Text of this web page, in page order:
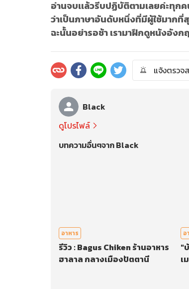
อ่านจบเเล้วรีบปฏิบัติตามเลยค่ะทุก
ว่าเป็นภาษาอันดับหนึ่งที่มีผู้ใช้มากที่
ฉะนั้นอย่ารอช้า เรามาฝึกดูหนังอังก
แจ้งตรวจ
Black
ดูโปรไฟล์
บทความอื่นๆจาก Black
อาหาร
รีวิว : Bagus Chiken ร้านอาหาร
ฮาลาล กลางเมืองปัตตานี
อ
"
เ